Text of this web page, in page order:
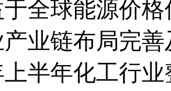
球能源价格
业链布局完
半年化工行